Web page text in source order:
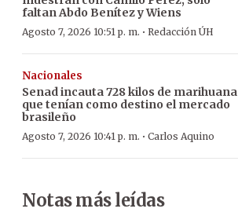
faltan Abdo Benítez y Wiens
Agosto 7, 2026 10:51 p. m. · Redacción ÚH
Nacionales
Senad incauta 728 kilos de marihuana
que tenían como destino el mercado
brasileño
Agosto 7, 2026 10:41 p. m. · Carlos Aquino
Notas más leídas